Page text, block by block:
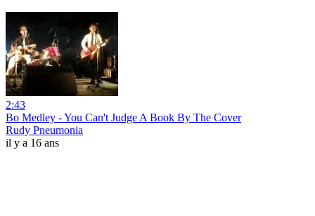
2:43
Bo Medley - You Can't Judge A Book By The Cover
Rudy Pneumonia
il y a 16 ans